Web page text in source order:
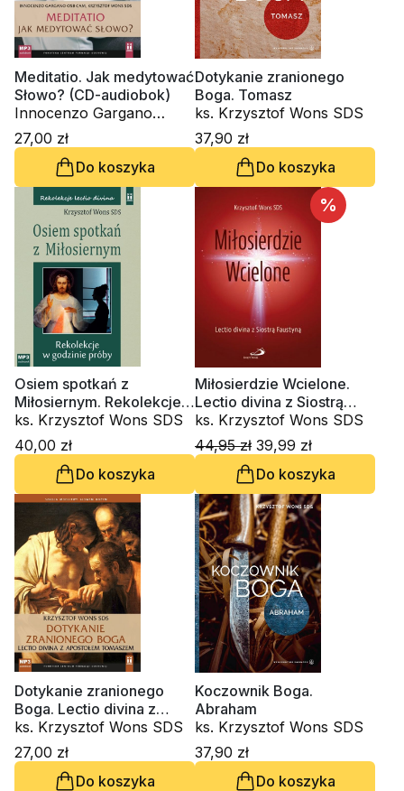
Meditatio. Jak medytować
Słowo? (CD-audiobok)
Innocenzo Gargano
OSBCam., ks. Krzysztof
Wons SDS
27,00 zł
Do koszyka
Dotykanie zranionego
Boga. Tomasz
ks. Krzysztof Wons SDS
37,90 zł
Do koszyka
Osiem spotkań z
Miłosiernym. Rekolekcje
w godzinie próby, lectio
22 (CD-audiobook)
ks. Krzysztof Wons SDS
40,00 zł
Do koszyka
%
Miłosierdzie Wcielone.
Lectio divina z Siostrą
Faustyną
ks. Krzysztof Wons SDS
44,95 zł 39,99 zł
Do koszyka
Dotykanie zranionego
Boga. Lectio divina z
Apostołem Tomaszem
(CD -audiobook)
ks. Krzysztof Wons SDS
27,00 zł
Do koszyka
Koczownik Boga.
Abraham
ks. Krzysztof Wons SDS
37,90 zł
Do koszyka